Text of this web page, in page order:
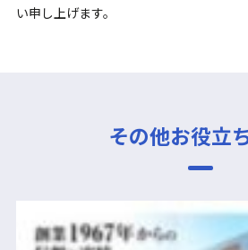
い申し上げます。
その他お役立